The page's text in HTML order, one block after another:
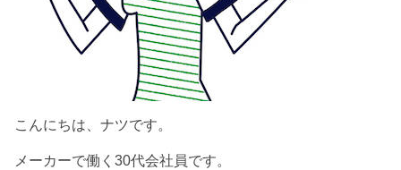
こんにちは、ナツです。
メーカーで働く30代会社員です。